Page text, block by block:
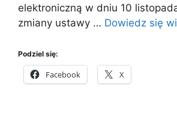
elektroniczną w dniu 10
zmiany ustawy … Dowiedz się
Podziel się:
Facebook X